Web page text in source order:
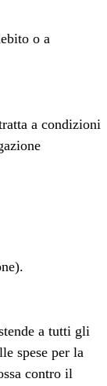
o a
a condizioni
a tutti gli
spese per la
contro il